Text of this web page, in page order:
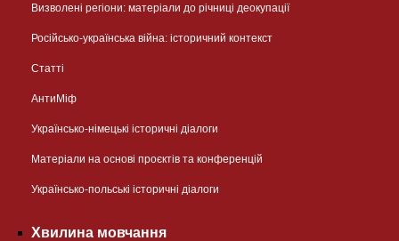
Визволені регіони: матеріали до річниці деокупації
Російсько-українська війна: історичний контекст
Статті
АнтиМіф
Українсько-німецькі історичні діалоги
Матеріали на основі проєктів та конференцій
Українсько-польські історичні діалоги
Хвилина мовчання